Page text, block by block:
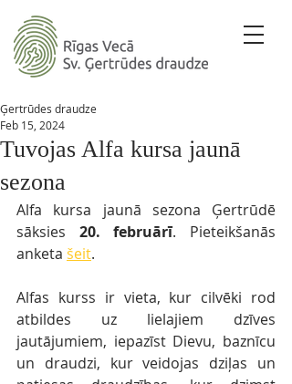
Tuvojas Alfa kursa jaunā
sezona
Ģertrūdes draudze
Feb 15, 2024
Alfa kursa jaunā sezona Ģertrūdē
sāksies 20. februārī. Pieteikšanās
anketa šeit.
Alfas kurss ir vieta, kur cilvēki rod
atbildes uz lielajiem dzīves
jautājumiem, iepazīst Dievu, baznīcu
un draudzi, kur veidojas dziļas un